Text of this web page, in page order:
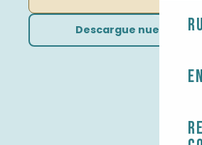
Descargue nuestros